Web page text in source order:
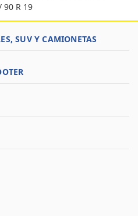
90 R 19
SUV Y CAMIONETAS